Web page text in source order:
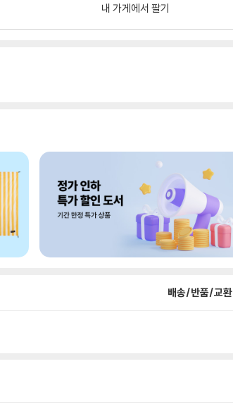
내 가게에서 팔기
배송/반품/교환